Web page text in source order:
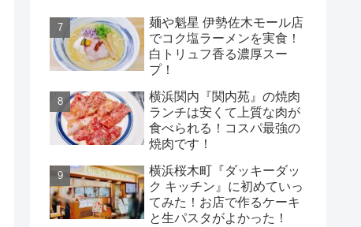
麺や魁星 伊勢佐木モール店
でコク塩ラーメンを実食！
白トリュフ香る濃厚スー
プ！
横浜関内『関内苑』の焼肉
ランチは安くて上質な肉が
食べられる！コスパ最強の
焼肉です！
横浜桜木町『ダッキーダッ
ク キッチン』に初めていっ
てみた！お店で作るケーキ
と生パスタがよかった！